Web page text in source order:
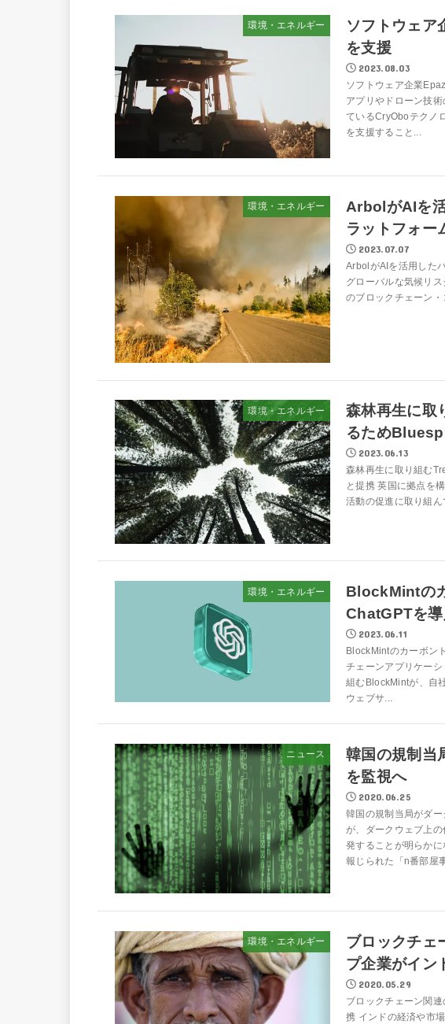
環境・エネルギー
ソフトウェア
を支援
2023.08.03
ソフトウェア企業
アプリやドローン技
ているCryOboテクノ
を支援すること...
環境・エネルギー
ArbolがAIを
ラットフォー
2023.07.07
ArbolがAIを活用した
グローバルな気候リ
のブロックチェーン
環境・エネルギー
森林再生に取
るため
2023.06.13
森林再生に取り組む
と提携 英国に拠点を
活動の促進に取り組
環境・エネルギー
BlockMintの
ChatGPTを導
2023.06.11
BlockMintのカーボン
チェーンアプリケー
組むBlockMintが、自
ウェブサ...
ニュース
韓国の規制当
を監視へ
2020.06.25
韓国の規制当局がダ
が、ダークウェブ上
発することが明らか
報じられた「n番部屋
環境・エネルギー
ブロックチェ
プ企業がイン
2020.05.29
ブロックチェーン関
携 インドの経済や市